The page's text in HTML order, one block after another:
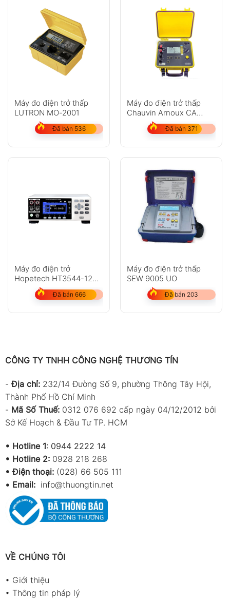
Máy đo điện trở thấp
LUTRON MO-2001
Đã bán 536
Máy đo điện trở thấp
Chauvin Arnoux CA
6240 (Micro-Ohmmeter)
Đã bán 371
Máy đo điện trở
Hopetech HT3544-12H
(12 kênh)
Đã bán 666
Máy đo điện trở thấp
SEW 9005 UO
Đã bán 203
CÔNG TY TNHH CÔNG NGHỆ THƯƠNG TÍN
-Địa chỉ: 232/14 Đường Số 9, phường Thông Tây Hội,
Thành Phố Hồ Chí Minh
- Mã Số Thuế: 0312 076 692 cấp ngày 04/12/2012 bởi
Sở Kế Hoạch & Đầu Tư TP. HCM
• Hotline 1: 0944 2222 14
• Hotline 2: 0928 218 268
• Điện thoại: (028) 66 505 111
• Email: info@thuongtin.net
VỀ CHÚNG TÔI
• Giới thiệu
• Thông tin pháp lý